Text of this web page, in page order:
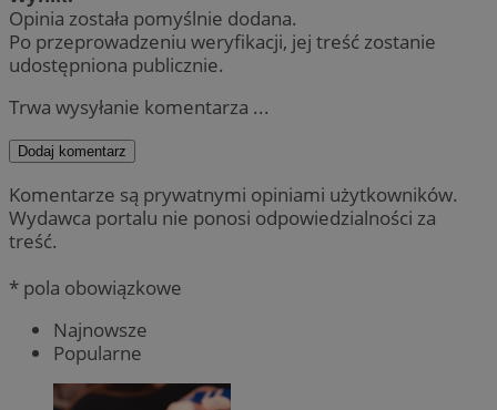
Opinia została pomyślnie dodana.
Po przeprowadzeniu weryfikacji, jej treść zostanie
udostępniona publicznie.
Trwa wysyłanie komentarza ...
Dodaj komentarz
Komentarze są prywatnymi opiniami użytkowników.
Wydawca portalu nie ponosi odpowiedzialności za
treść.
* pola obowiązkowe
Najnowsze
Popularne